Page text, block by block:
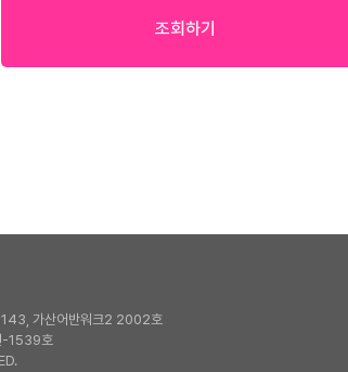
조회하기
143, 가산어반워크2 2002호
-1539호